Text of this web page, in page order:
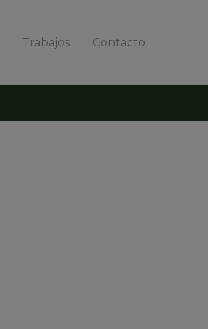
Trabajos Contacto